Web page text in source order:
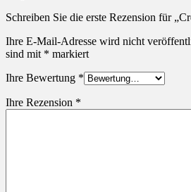
Schreiben Sie die erste Rezension für
Ihre E-Mail-Adresse wird nicht
sind mit * markiert
Ihre Bewertung *
Ihre Rezension *